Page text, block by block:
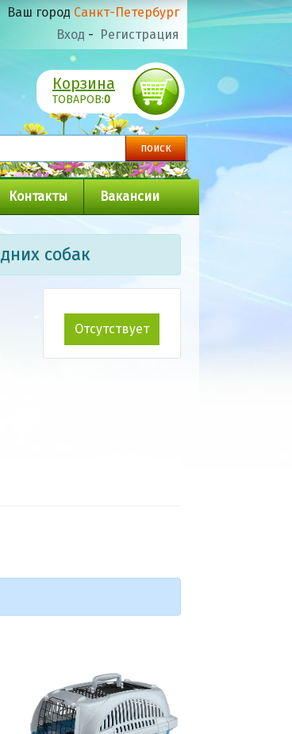
Ваш город Санкт-Петербург
Вход - Регистрация
Корзина
ТОВАРОВ:0
Контакты Вакансии
собак
Отсутствует